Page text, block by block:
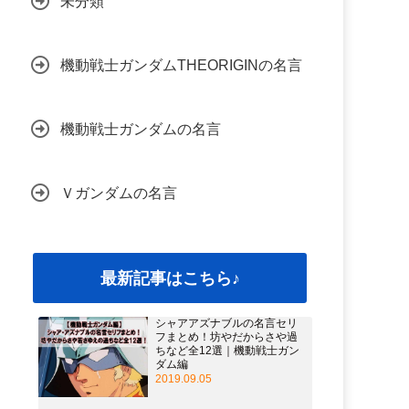
機動戦士ガンダムTHEORIGINの名言
機動戦士ガンダムの名言
Ｖガンダムの名言
最新記事はこちら♪
シャアアズナブルの名言セリ
フまとめ！坊やだからさや過
ちなど全12選｜機動戦士ガン
ダム編
2019.09.05